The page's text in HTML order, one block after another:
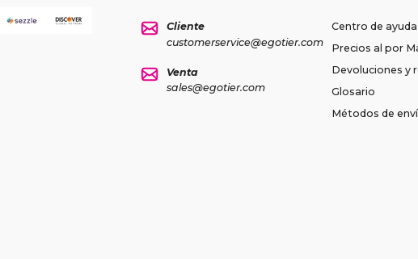
Cliente
customerservice@egotier.com
Venta
sales@egotier.com
Centro de ayuda
Precios al por
Devoluciones y
Glosario
Métodos de